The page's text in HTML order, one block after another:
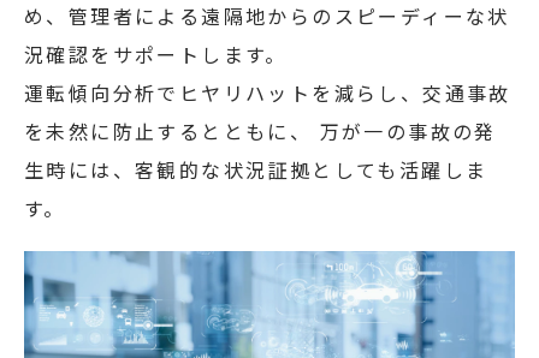
め、管理者による遠隔地からのスピーディーな状
況確認をサポートします。
運転傾向分析でヒヤリハットを減らし、交通事故
を未然に防止するとともに、 万が一の事故の発
生時には、客観的な状況証拠としても活躍しま
す。